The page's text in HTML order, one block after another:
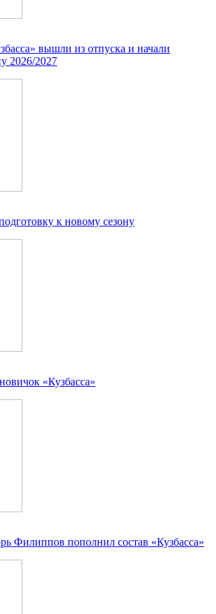
вышли из отпуска и начали
2026/2027
к новому сезону
«Кузбасса»
Филиппов пополнил состав «Кузбасса»